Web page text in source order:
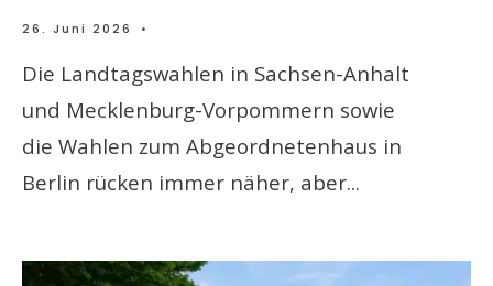
26. Juni 2026 •
Die Landtagswahlen in Sachsen-Anhalt
und Mecklenburg-Vorpommern sowie
die Wahlen zum Abgeordnetenhaus in
Berlin rücken immer näher, aber...